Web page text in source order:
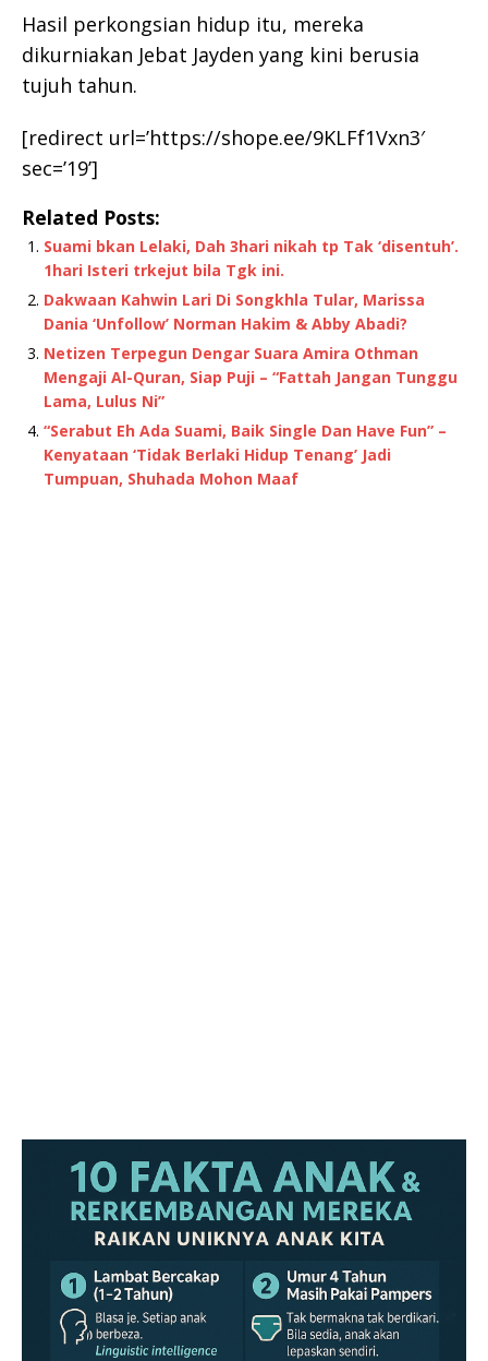
Hasil perkongsian hidup itu, mereka
dikurniakan Jebat Jayden yang kini berusia
tujuh tahun.
[redirect url=’https://shope.ee/9KLFf1Vxn3′
sec=’19’]
Related Posts:
Suami bkan Lelaki, Dah 3hari nikah tp Tak ‘disentuh’.
1hari Isteri trkejut bila Tgk ini.
Dakwaan Kahwin Lari Di Songkhla Tular, Marissa
Dania ‘Unfollow’ Norman Hakim & Abby Abadi?
Netizen Terpegun Dengar Suara Amira Othman
Mengaji Al-Quran, Siap Puji – “Fattah Jangan Tunggu
Lama, Lulus Ni”
“Serabut Eh Ada Suami, Baik Single Dan Have Fun” –
Kenyataan ‘Tidak Berlaki Hidup Tenang’ Jadi
Tumpuan, Shuhada Mohon Maaf